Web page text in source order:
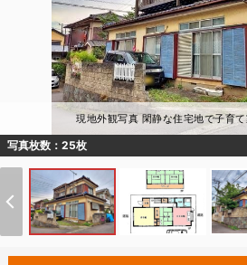
現地外観写真 閑静な住宅地で子育
写真枚数：25枚